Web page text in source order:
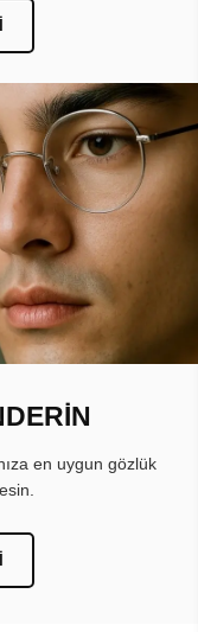
en uygun gözlük